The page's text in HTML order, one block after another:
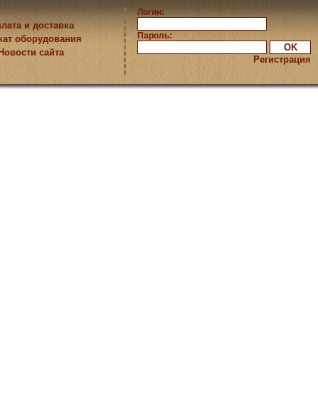
и доставка
оборудования
Новости сайта
Логин:
Пароль:
Регистрация